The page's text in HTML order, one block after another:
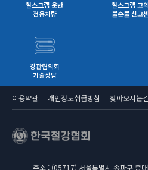
- 「폐기물관리
폐기물배출자
른 폐기물 종합처
다) 「폐기물관
른 폐기물 중간재
른 폐기물 종합재
처리 신고자
철스크랩 운반
전용차량
철스크랩 고
불순물 신고
강관협의회
기술상담
이용약관 개인정보취급방침 찾아오시는길
주소 : (05717) 서울특별시 송파구 중